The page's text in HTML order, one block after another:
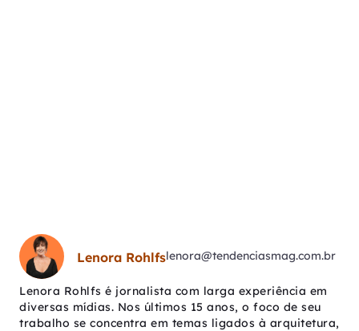
Lenora Rohlfslenora@tendenciasmag.com.br
Lenora Rohlfs é jornalista com larga experiência em
diversas mídias. Nos últimos 15 anos, o foco de seu
trabalho se concentra em temas ligados à arquitetura,